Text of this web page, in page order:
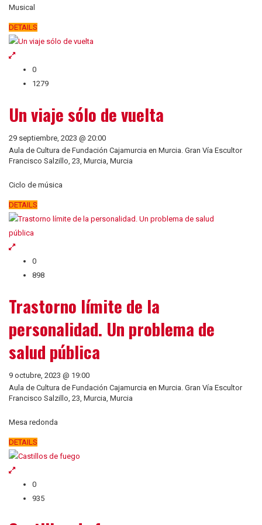
Musical
DETAILS
0
1279
Un viaje sólo de vuelta
29 septiembre, 2023 @ 20:00
Aula de Cultura de Fundación Cajamurcia en Murcia. Gran Vía Escultor
Francisco Salzillo, 23, Murcia, Murcia
Ciclo de música
DETAILS
0
898
Trastorno límite de la
personalidad. Un problema de
salud pública
9 octubre, 2023 @ 19:00
Aula de Cultura de Fundación Cajamurcia en Murcia. Gran Vía Escultor
Francisco Salzillo, 23, Murcia, Murcia
Mesa redonda
DETAILS
0
935